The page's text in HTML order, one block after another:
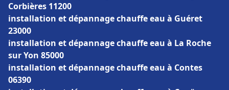
Corbières 11200
installation et dépannage chauffe eau à Guéret
23000
installation et dépannage chauffe eau à La Roche
sur Yon 85000
installation et dépannage chauffe eau à Contes
06390